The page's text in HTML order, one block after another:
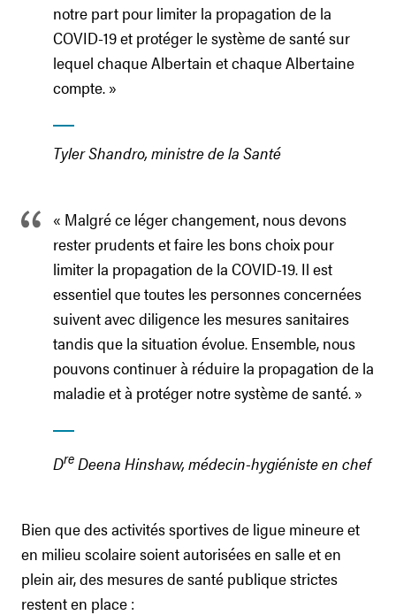
notre part pour limiter la propagation de la
COVID-19 et protéger le système de santé sur
lequel chaque Albertain et chaque Albertaine
compte. »
Tyler Shandro, ministre de la Santé
« Malgré ce léger changement, nous devons
rester prudents et faire les bons choix pour
limiter la propagation de la COVID-19. Il est
essentiel que toutes les personnes concernées
suivent avec diligence les mesures sanitaires
tandis que la situation évolue. Ensemble, nous
pouvons continuer à réduire la propagation de la
maladie et à protéger notre système de santé. »
DreDeena Hinshaw, médecin-hygiéniste en chef
Bien que des activités sportives de ligue mineure et
en milieu scolaire soient autorisées en salle et en
plein air, des mesures de santé publique strictes
restent en place :